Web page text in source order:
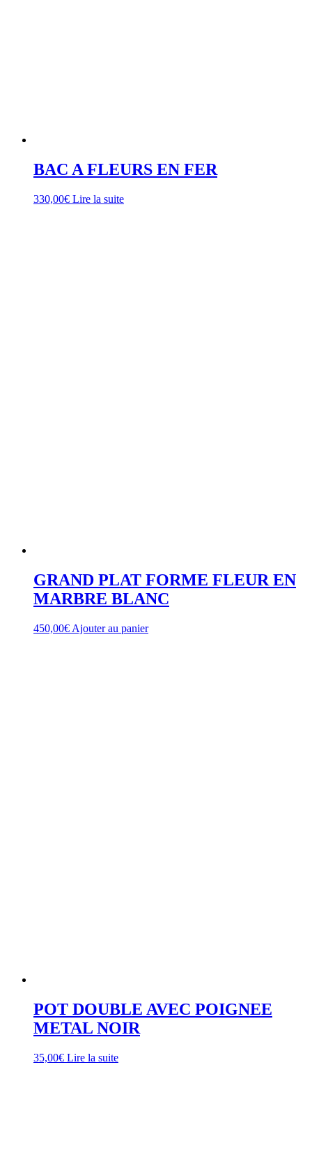
BAC A FLEURS EN FER
330,00€ Lire la suite
GRAND PLAT FORME FLEUR EN
MARBRE BLANC
450,00€ Ajouter au panier
POT DOUBLE AVEC POIGNEE
METAL NOIR
35,00€ Lire la suite